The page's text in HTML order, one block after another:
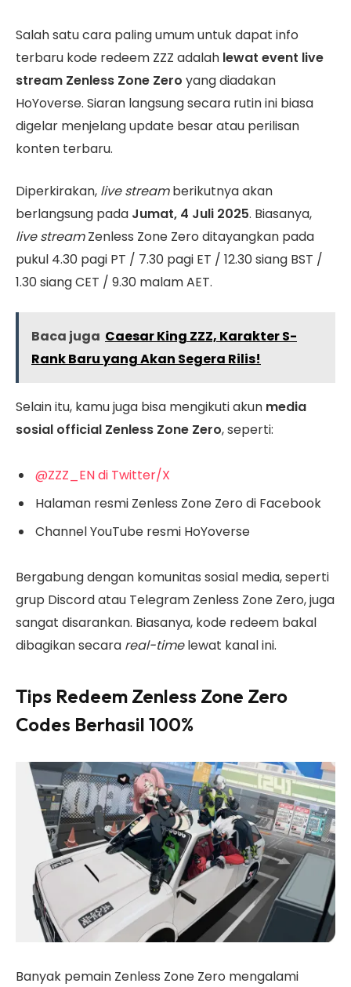
Salah satu cara paling umum untuk dapat info
terbaru kode redeem ZZZ adalah lewat event live
stream Zenless Zone Zero yang diadakan
HoYoverse. Siaran langsung secara rutin ini biasa
digelar menjelang update besar atau perilisan
konten terbaru.
Diperkirakan, live streamberikutnya akan
berlangsung pada Jumat, 4 Juli 2025. Biasanya,
live streamZenless Zone Zero ditayangkan pada
pukul 4.30 pagi PT / 7.30 pagi ET / 12.30 siang BST /
1.30 siang CET / 9.30 malam AET.
Baca juga Caesar King ZZZ, Karakter S-
Rank Baru yang Akan Segera Rilis!
Selain itu, kamu juga bisa mengikuti akun media
sosial official Zenless Zone Zero, seperti:
@ZZZ_EN di Twitter/X
Halaman resmi Zenless Zone Zero di Facebook
Channel YouTube resmi HoYoverse
Bergabung dengan komunitas sosial media, seperti
grup Discord atau Telegram Zenless Zone Zero, juga
sangat disarankan. Biasanya, kode redeem bakal
dibagikan secara real-timelewat kanal ini.
Tips Redeem Zenless Zone Zero
Codes Berhasil 100%
Banyak pemain Zenless Zone Zero mengalami